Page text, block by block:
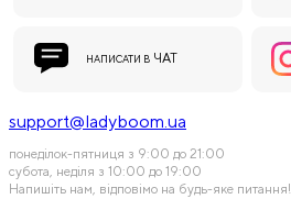
НАПИСАТИ В ЧАТ
support@ladyboom.ua
понеділок-пятниця з 9:00 до 21:00
субота, неділя з 10:00 до 19:00
Напишіть нам, відповімо на будь-яке питання!